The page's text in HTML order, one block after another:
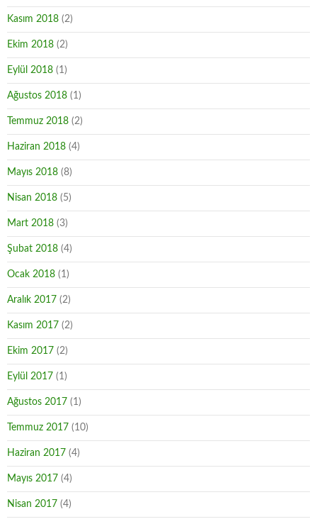
Kasım 2018 (2)
Ekim 2018 (2)
Eylül 2018 (1)
Ağustos 2018 (1)
Temmuz 2018 (2)
Haziran 2018 (4)
Mayıs 2018 (8)
Nisan 2018 (5)
Mart 2018 (3)
Şubat 2018 (4)
Ocak 2018 (1)
Aralık 2017 (2)
Kasım 2017 (2)
Ekim 2017 (2)
Eylül 2017 (1)
Ağustos 2017 (1)
Temmuz 2017 (10)
Haziran 2017 (4)
Mayıs 2017 (4)
Nisan 2017 (4)